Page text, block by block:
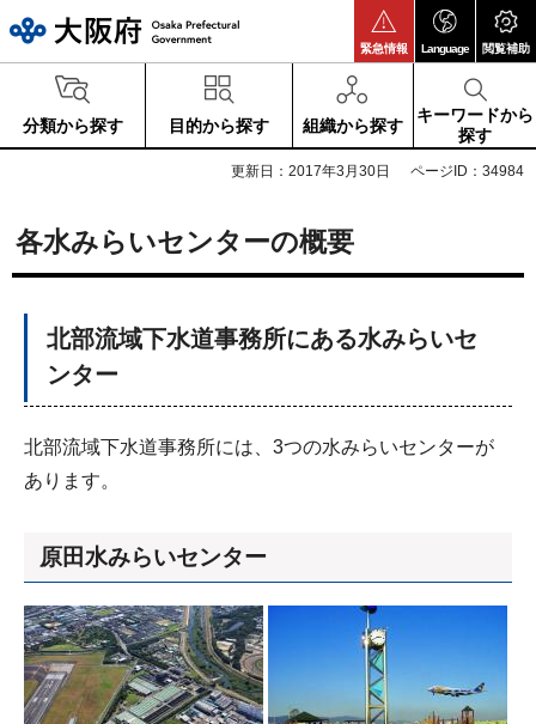
緊急情報 Language 閲覧補助
分類から探す 目的から探す 組織から探す
キーワードから
探す
更新日：2017年3月30日 ページID：34984
各水みらいセンターの概要
北部流域下水道事務所にある水みらいセ
ンター
北部流域下水道事務所には、3つの水みらいセンターが
あります。
原田水みらいセンター